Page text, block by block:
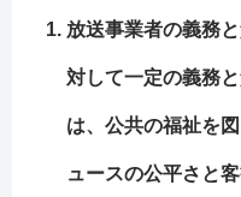
放送事業者の義務
対して一定の義務
は、公共の福祉を
ュースの公平さと